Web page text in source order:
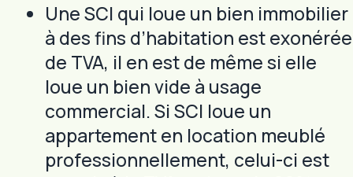
Une SCI qui loue un bien immobilier
à des fins d’habitation est exonérée
de TVA, il en est de même si elle
loue un bien vide à usage
commercial. Si SCI loue un
appartement en location meublé
professionnellement, celui-ci est